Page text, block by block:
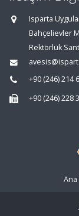
Isparta
Bahçelievler
Rektörlük
+90 (246) 214
+90 (246) 228
Ana